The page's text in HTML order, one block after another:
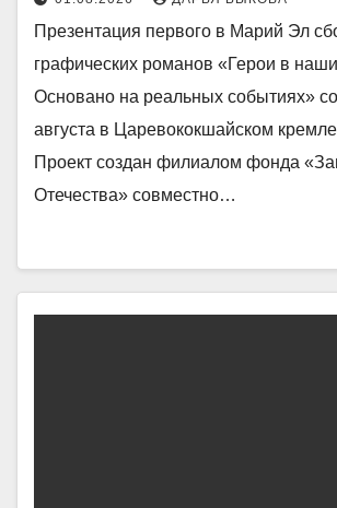
Презентация первого в Марий Эл
графических романов «Герои в
Основано на реальных событиях»
августа в Царевококшайском
Проект создан филиалом фонда
Отечества» совместно…